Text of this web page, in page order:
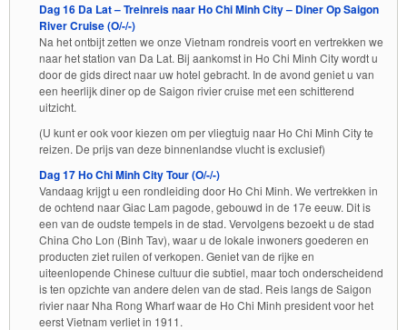
Dag 16 Da Lat – Treinreis naar Ho Chi Minh City – Diner Op Saigon
River Cruise (O/-/-)
Na het ontbijt zetten we onze Vietnam rondreis voort en vertrekken we
naar het station van Da Lat. Bij aankomst in Ho Chi Minh City wordt u
door de gids direct naar uw hotel gebracht. In de avond geniet u van
een heerlijk diner op de Saigon rivier cruise met een schitterend
uitzicht.
(U kunt er ook voor kiezen om per vliegtuig naar Ho Chi Minh City te
reizen. De prijs van deze binnenlandse vlucht is exclusief)
Dag 17 Ho Chi Minh City Tour (O/-/-)
Vandaag krijgt u een rondleiding door Ho Chi Minh. We vertrekken in
de ochtend naar Giac Lam pagode, gebouwd in de 17e eeuw. Dit is
een van de oudste tempels in de stad. Vervolgens bezoekt u de stad
China Cho Lon (Binh Tav), waar u de lokale inwoners goederen en
producten ziet ruilen of verkopen. Geniet van de rijke en
uiteenlopende Chinese cultuur die subtiel, maar toch onderscheidend
is ten opzichte van andere delen van de stad. Reis langs de Saigon
rivier naar Nha Rong Wharf waar de Ho Chi Minh president voor het
eerst Vietnam verliet in 1911.